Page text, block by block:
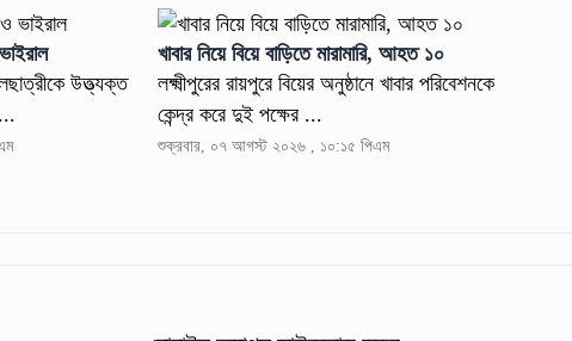
উত্ত্যক্ত
খাবার নিয়ে বিয়ে বাড়িতে মারামারি, আহত ১০
লক্ষ্মীপুরের রায়পুরে বিয়ের অনুষ্ঠানে খাবার পরিবেশনকে
কেন্দ্র করে দুই পক্ষের ...
শুক্রবার, ০৭ আগস্ট ২০২৬ , ১০:১৫ পিএম